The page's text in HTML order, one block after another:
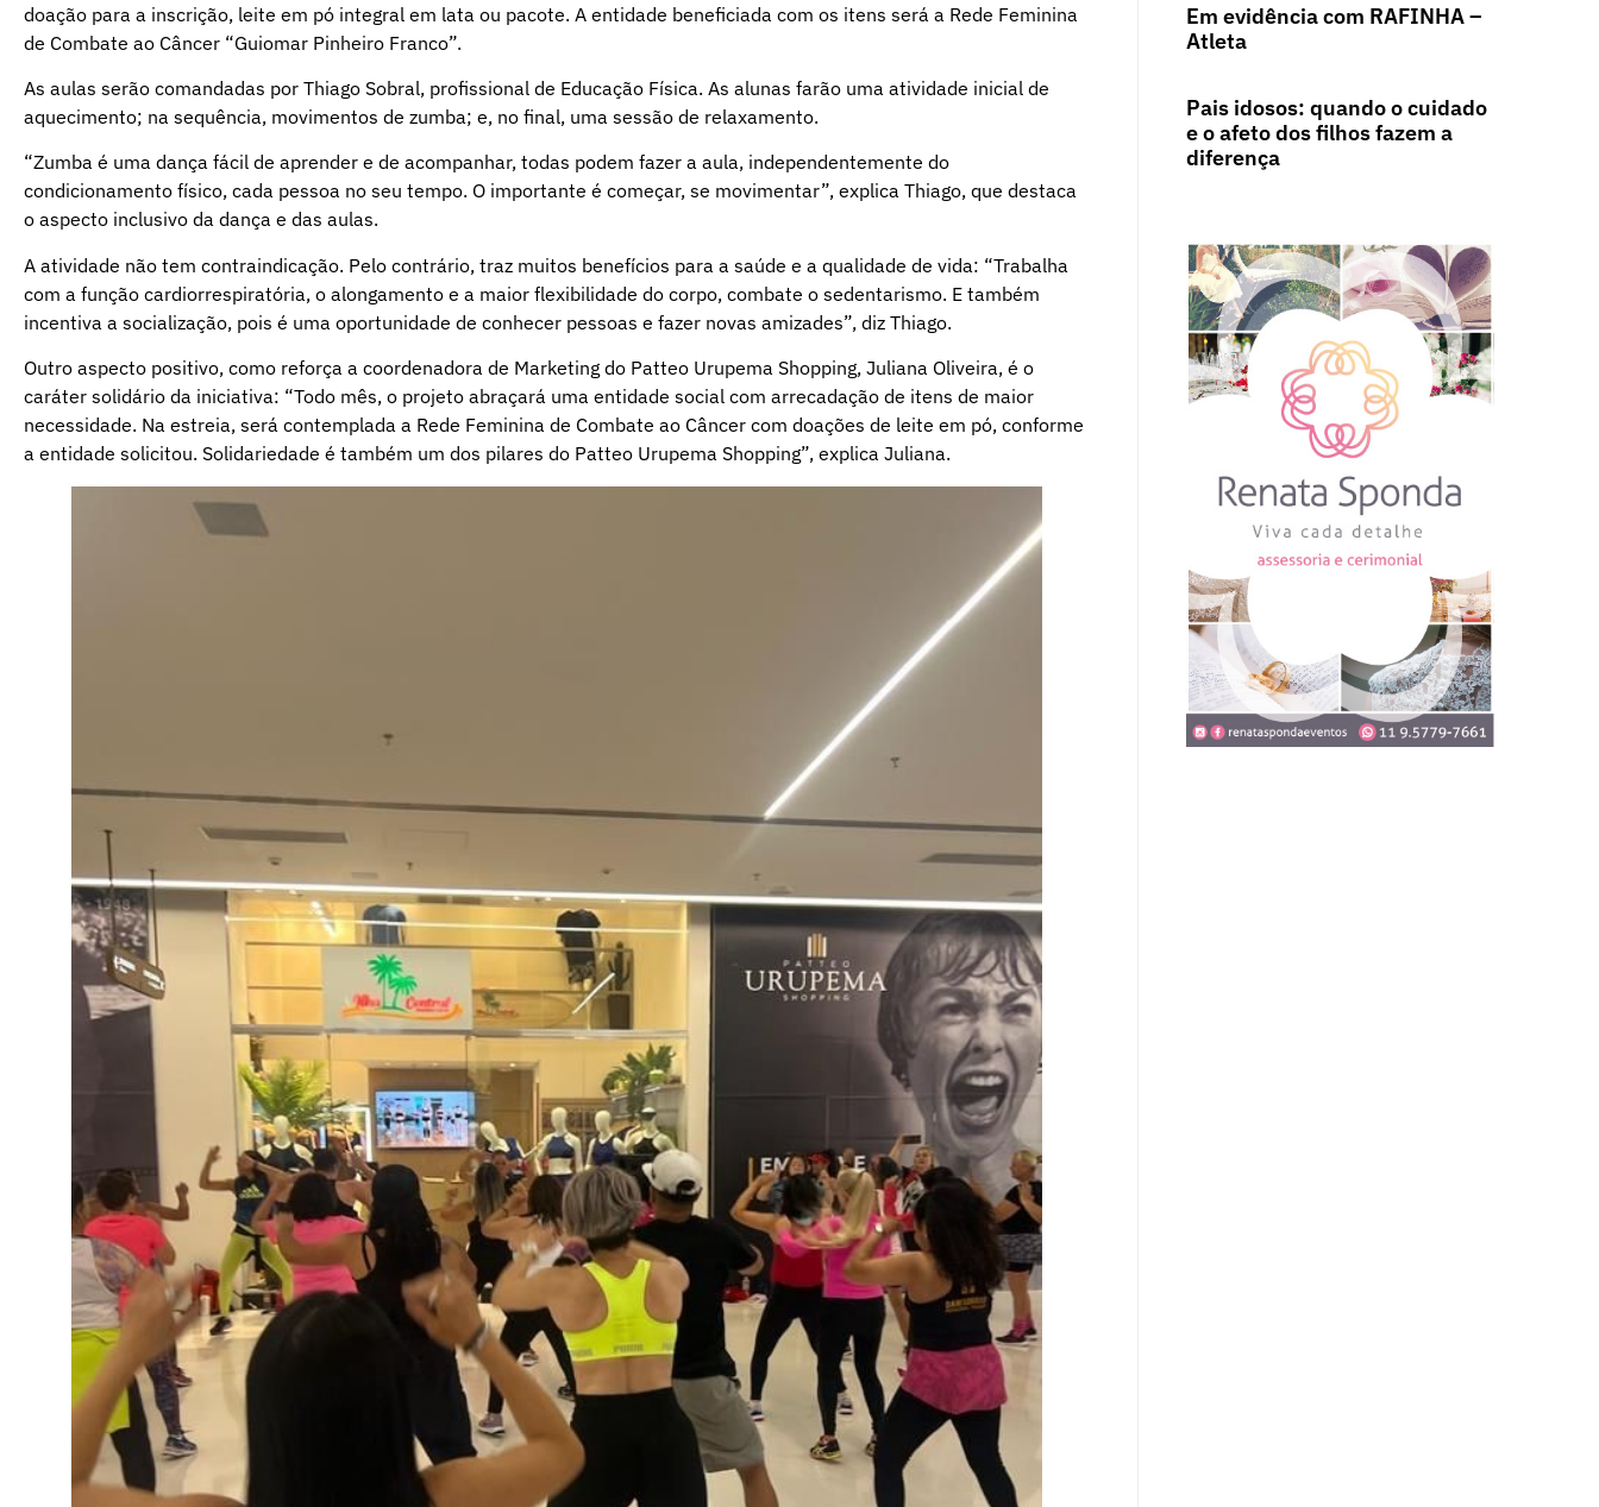
doação para a inscrição, leite em pó integral em lata ou pacote. A entidade beneficiada com os itens será a Rede Feminina
de Combate ao Câncer “Guiomar Pinheiro Franco”.
As aulas serão comandadas por Thiago Sobral, profissional de Educação Física. As alunas farão uma atividade inicial de
aquecimento; na sequência, movimentos de zumba; e, no final, uma sessão de relaxamento.
“Zumba é uma dança fácil de aprender e de acompanhar, todas podem fazer a aula, independentemente do
condicionamento físico, cada pessoa no seu tempo. O importante é começar, se movimentar”, explica Thiago, que destaca
o aspecto inclusivo da dança e das aulas.
A atividade não tem contraindicação. Pelo contrário, traz muitos benefícios para a saúde e a qualidade de vida: “Trabalha
com a função cardiorrespiratória, o alongamento e a maior flexibilidade do corpo, combate o sedentarismo. E também
incentiva a socialização, pois é uma oportunidade de conhecer pessoas e fazer novas amizades”, diz Thiago.
Outro aspecto positivo, como reforça a coordenadora de Marketing do Patteo Urupema Shopping, Juliana Oliveira, é o
caráter solidário da iniciativa: “Todo mês, o projeto abraçará uma entidade social com arrecadação de itens de maior
necessidade. Na estreia, será contemplada a Rede Feminina de Combate ao Câncer com doações de leite em pó, conforme
a entidade solicitou. Solidariedade é também um dos pilares do Patteo Urupema Shopping”, explica Juliana.
Em evidência com RAFINHA –
Atleta
Pais idosos: quando o cuidado
e o afeto dos filhos fazem a
diferença